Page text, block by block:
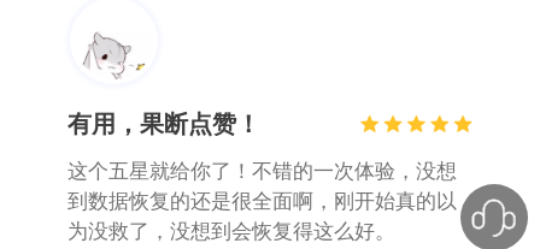
有用，果断点赞！
这个五星就给你了！不错的一次体验，没想
到数据恢复的还是很全面啊，刚开始真的以
为没救了，没想到会恢复得这么好。